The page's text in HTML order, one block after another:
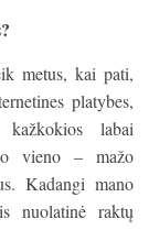
metus, kai pati,
platybes,
labai
vieno – mažo
Kadangi mano
nuolatinė raktų